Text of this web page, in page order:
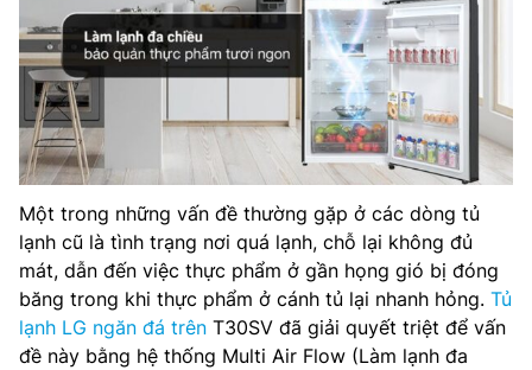
Một trong những vấn đề thường gặp ở các dòng tủ
lạnh cũ là tình trạng nơi quá lạnh, chỗ lại không đủ
mát, dẫn đến việc thực phẩm ở gần họng gió bị đóng
băng trong khi thực phẩm ở cánh tủ lại nhanh hỏng. Tủ
lạnh LG ngăn đá trên T30SV đã giải quyết triệt để vấn
đề này bằng hệ thống Multi Air Flow (Làm lạnh đa